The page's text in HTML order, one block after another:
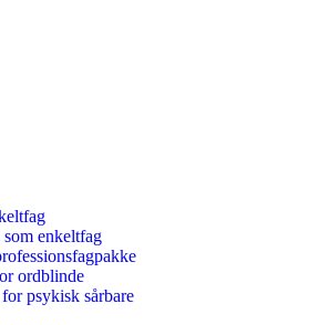
enkeltfag
ordblinde
psykisk sårbare